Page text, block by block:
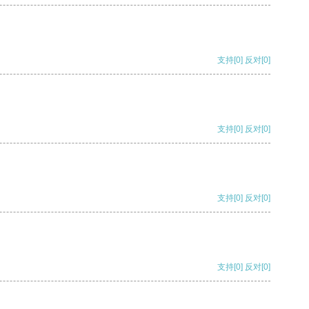
支持[0] 反对[0]
支持[0] 反对[0]
支持[0] 反对[0]
支持[0] 反对[0]